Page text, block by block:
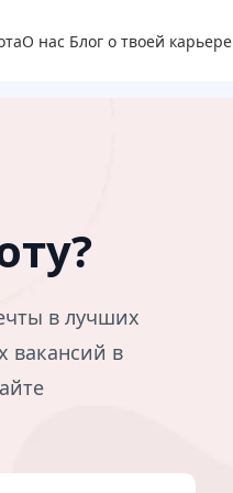
О нас Блог о твоей карьере
в лучших
вакансий в